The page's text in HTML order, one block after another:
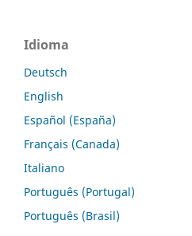
Idioma
Deutsch
English
Español (España)
Français (Canada)
Italiano
Português (Portugal)
Português (Brasil)